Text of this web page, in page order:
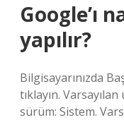
Google’ı
yapılır?
Bilgisayarınızda
tıklayın.
sürüm: Sistem.